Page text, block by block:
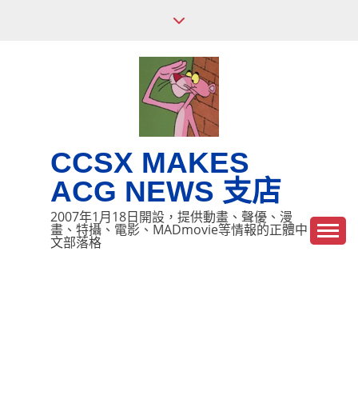
CCSX MAKES
ACG NEWS 支店
2007年1月18日開設，提供動畫、聲優、漫
畫、特攝、電影、MADmovie等情報的正體中
文部落格